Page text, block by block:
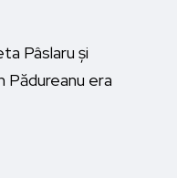
Pâslaru și
Pădureanu era